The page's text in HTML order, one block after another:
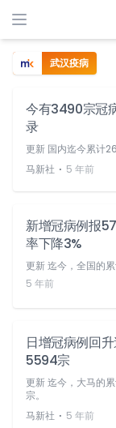
武汉疫病
今有3490宗冠
录
更新 国内迄今累计
马新社 ⋅ 5 年前
新增冠病例报
率下降3%
更新 迄今，全国的
5 年前
日增冠病例回
5594宗
更新 迄今，大马的
宗。
马新社 ⋅ 5 年前